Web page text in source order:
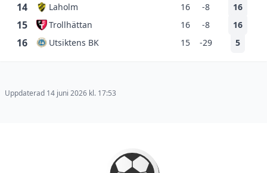
14 Laholm 16 -8 16
15 Trollhättan 16 -8 16
16 Utsiktens BK 15 -29 5
Uppdaterad 14 juni 2026 kl. 17:53